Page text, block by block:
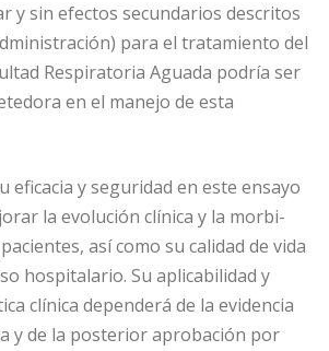
y sin efectos secundarios descritos
para el tratamiento del
Respiratoria Aguada podría ser
en el manejo de esta
eficacia y seguridad en este ensayo
la evolución clínica y la morbi-
así como su calidad de vida
hospitalario. Su aplicabilidad y
clínica dependerá de la evidencia
y de la posterior aprobación por